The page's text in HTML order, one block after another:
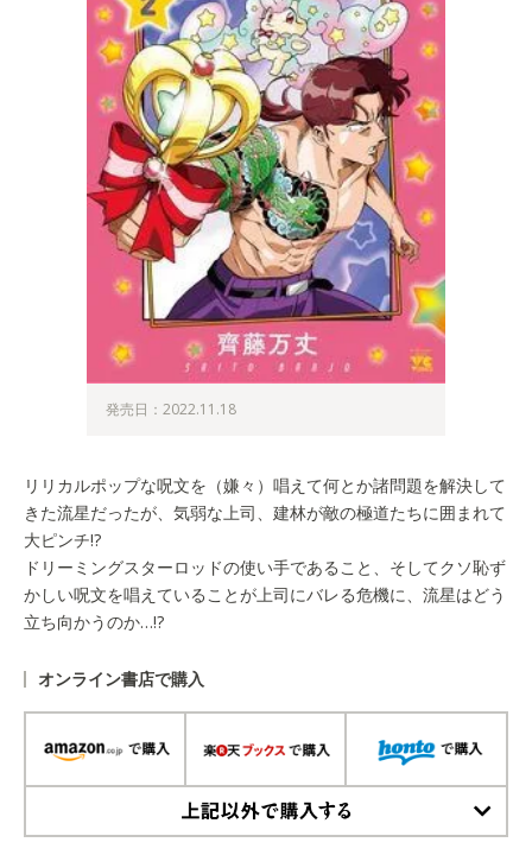
発売日：2022.11.18
リリカルポップな呪文を（嫌々）唱えて何とか諸問題を解決して
きた流星だったが、気弱な上司、建林が敵の極道たちに囲まれて
大ピンチ!?
ドリーミングスターロッドの使い手であること、そしてクソ恥ず
かしい呪文を唱えていることが上司にバレる危機に、流星はどう
立ち向かうのか…!?
オンライン書店で購入